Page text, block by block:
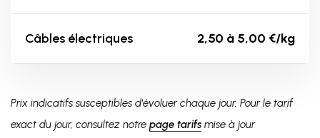
Câbles électriques 2,50 à 5,00 €/kg
Prix indicatifs susceptibles d'évoluer chaque jour. Pour le tarif
exact du jour, consultez notre page tarifs mise à jour